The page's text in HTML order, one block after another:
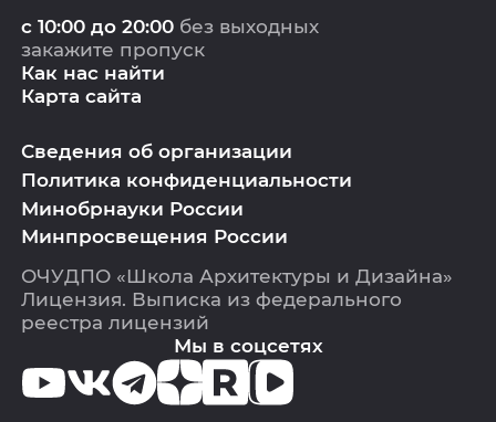
с 10:00 до 20:00 без выходных
закажите пропуск
Как нас найти
Карта сайта
Сведения об организации
Политика конфиденциальности
Минобрнауки России
Минпросвещения России
ОЧУДПО «Школа Архитектуры и Дизайна»
Лицензия. Выписка из федерального
реестра лицензий
Мы в соцсетях